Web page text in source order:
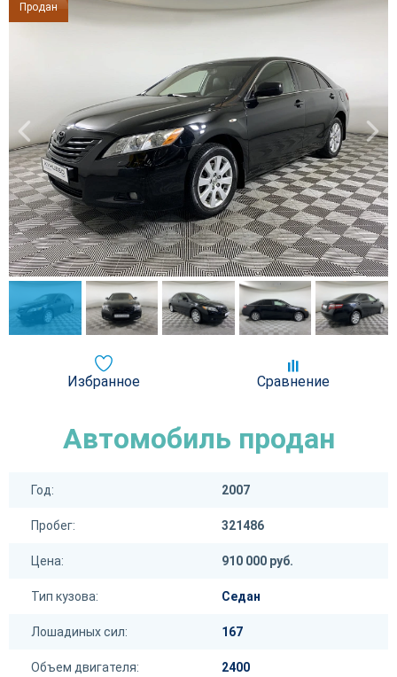
Продан
Избранное Сравнение
Автомобиль продан
Год: 2007
Пробег: 321486
Цена: 910 000 руб.
Тип кузова: Седан
Лошадиных сил: 167
Объем двигателя: 2400